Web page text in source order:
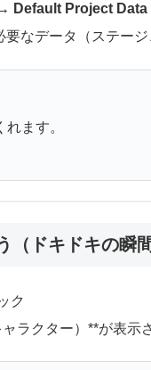
Default Project Data
なデータ（ステー
ます。
（ドキドキの瞬
ク
ラクター）**が表示